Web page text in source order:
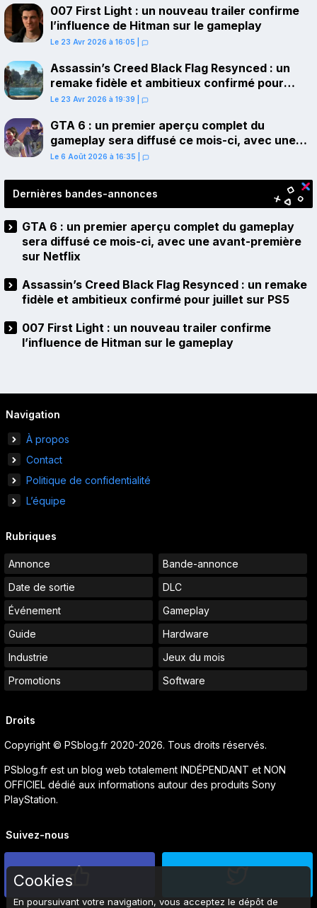
007 First Light : un nouveau trailer confirme
l’influence de Hitman sur le gameplay
Le 23 Avr 2026 à 16:05
Assassin’s Creed Black Flag Resynced : un
remake fidèle et ambitieux confirmé pour
juillet sur PS5
Le 23 Avr 2026 à 19:39
GTA 6 : un premier aperçu complet du
gameplay sera diffusé ce mois-ci, avec une
avant-première sur Netflix
Le 6 Août 2026 à 16:35
Dernières bandes-annonces
GTA 6 : un premier aperçu complet du gameplay
sera diffusé ce mois-ci, avec une avant-première
sur Netflix
Assassin’s Creed Black Flag Resynced : un remake
fidèle et ambitieux confirmé pour juillet sur PS5
007 First Light : un nouveau trailer confirme
l’influence de Hitman sur le gameplay
Navigation
À propos
Contact
Politique de confidentialité
L’équipe
Rubriques
Annonce
Bande-annonce
Date de sortie
DLC
Événement
Gameplay
Guide
Hardware
Industrie
Jeux du mois
Promotions
Software
Droits
Copyright © PSblog.fr 2020-2026. Tous droits réservés.
PSblog.fr est un blog web totalement INDÉPENDANT et NON
OFFICIEL dédié aux informations autour des produits Sony
PlayStation.
Suivez-nous
Cookies
En poursuivant votre navigation, vous acceptez le dépôt de